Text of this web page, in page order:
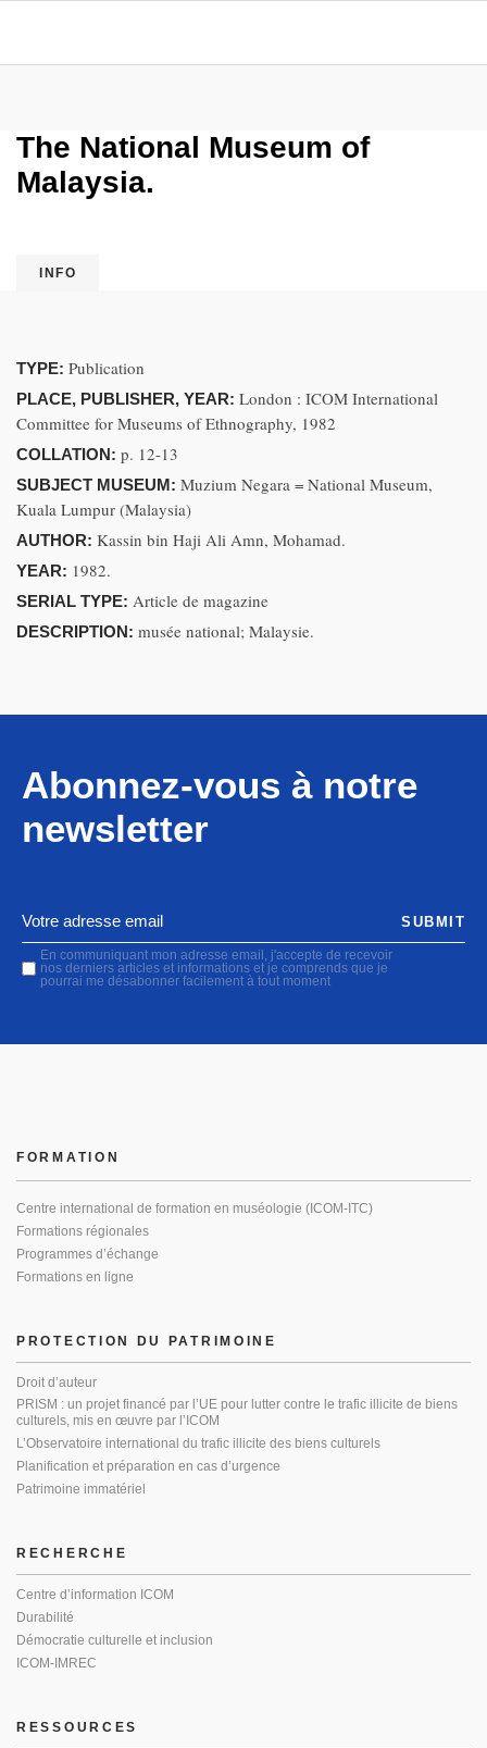
The National Museum of
Malaysia.
INFO
TYPE: Publication
PLACE, PUBLISHER, YEAR: London : ICOM International
Committee for Museums of Ethnography, 1982
COLLATION: p. 12-13
SUBJECT MUSEUM: Muzium Negara = National Museum,
Kuala Lumpur (Malaysia)
AUTHOR: Kassin bin Haji Ali Amn, Mohamad.
YEAR: 1982.
SERIAL TYPE: Article de magazine
DESCRIPTION: musée national; Malaysie.
Abonnez-vous à notre
newsletter
En communiquant mon adresse email, j'accepte de recevoir
nos derniers articles et informations et je comprends que je
pourrai me désabonner facilement à tout moment
SUBMIT
PROTECTION DU PATRIMOINE
Droit d’auteur
PRISM : un projet financé par l’UE pour lutter contre le trafic illicite de biens
culturels, mis en œuvre par l’ICOM
L’Observatoire international du trafic illicite des biens culturels
Planification et préparation en cas d’urgence
Patrimoine immatériel
FORMATION
Centre international de formation en muséologie (ICOM-ITC)
Formations régionales
Programmes d’échange
Formations en ligne
RECHERCHE
Centre d’information ICOM
Durabilité
Démocratie culturelle et inclusion
ICOM-IMREC
RESSOURCES